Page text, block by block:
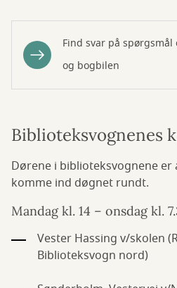
Find svar på
og bogbilen
Biblioteksvognenes
Dørene i biblioteksvognene er
komme ind døgnet rundt.
Mandag kl. 14 – onsdag kl.
Vester Hassing v/skolen
Biblioteksvogn nord)